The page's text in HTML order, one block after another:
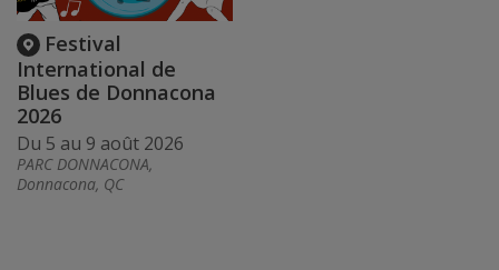
Festival
International de
Blues de Donnacona
2026
Du 5 au 9 août 2026
PARC DONNACONA,
Donnacona, QC